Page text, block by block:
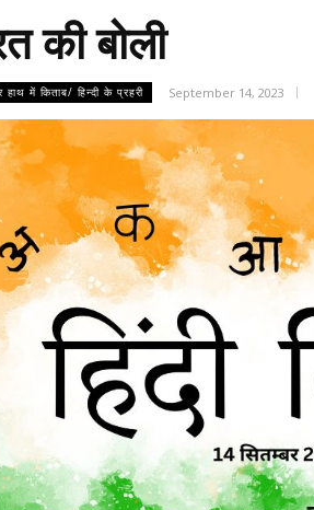
की बोली
हाथ में किताब/ हिन्दी के प्रहरी September 14, 2023